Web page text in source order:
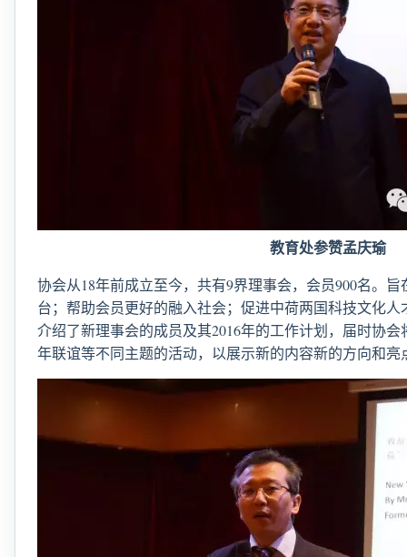
教育处参赞孟庆瑜
协会从18年前成立至今，共有9界理事会，会员900名。
台；帮助会员更好的融入社会；促进中荷两国科技文化
介绍了新理事会的成员及其2016年的工作计划，届时协
年联谊等不同主题的活动，以展示新的内容新的方向和亮